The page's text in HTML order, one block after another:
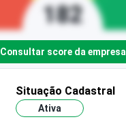
Consultar score da empresa
Situação Cadastral
Ativa